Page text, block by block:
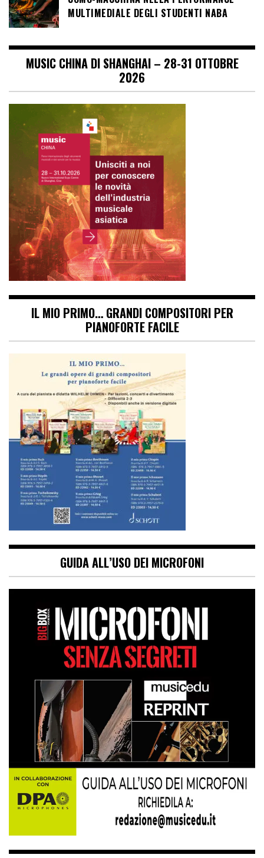
MULTIMEDIALE DEGLI STUDENTI NABA
MUSIC CHINA DI SHANGHAI – 28-31 OTTOBRE
2026
IL MIO PRIMO… GRANDI COMPOSITORI PER
PIANOFORTE FACILE
GUIDA ALL’USO DEI MICROFONI